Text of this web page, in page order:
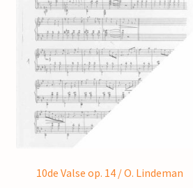
10de Valse op. 14 / O. Lindeman